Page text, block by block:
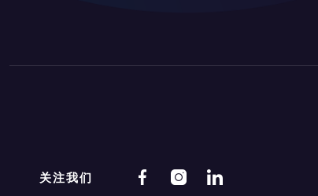
PRIVATE &
CORPORATE EVENT
VIRTUAL & HYBRID
EVENT
关注我们